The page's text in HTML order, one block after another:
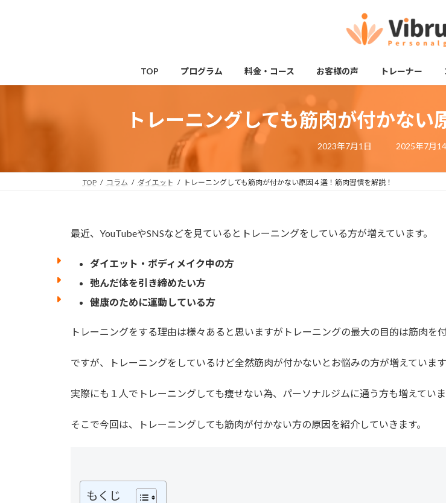
TOP プログラム 料金・コース お客様の声 トレーナー
トレーニングしても筋肉が付かない
2023年7月1日
最
終
日
2025年7月
TOP コラム ダイエット トレーニングしても筋肉が付かない原因４選！筋肉習慣を解説！
最近、YouTubeやSNSなどを見ているとトレーニングをしている方が増えています。
ダイエット・ボディメイク中の方
弛んだ体を引き締めたい方
健康のために運動している方
トレーニングをする理由は様々あると思いますがトレーニングの最大の目的は筋肉を付
ですが、トレーニングをしているけど全然筋肉が付かないとお悩みの方が増えています
実際にも１人でトレーニングしても痩せない為、パーソナルジムに通う方も増えていま
そこで今回は、トレーニングしても筋肉が付かない方の原因を紹介していきます。
もくじ